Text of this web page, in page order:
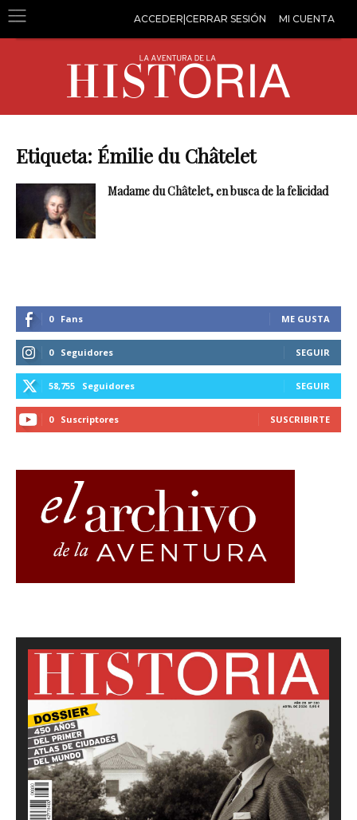
ACCEDER|CERRAR SESIÓN MI CUENTA
Etiqueta: Émilie du Châtelet
Madame du Châtelet, en busca de la felicidad
0 Fans ME GUSTA
0 Seguidores SEGUIR
58,755 Seguidores SEGUIR
0 Suscriptores SUSCRIBIRTE